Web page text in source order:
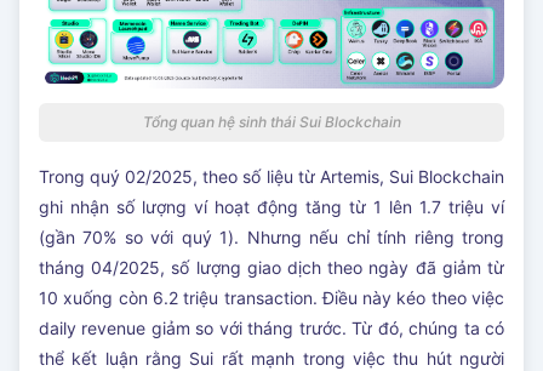
Tổng quan hệ sinh thái Sui Blockchain
Trong quý 02/2025, theo số liệu từ Artemis, Sui Blockchain
ghi nhận số lượng ví hoạt động tăng từ 1 lên 1.7 triệu ví
(gần 70% so với quý 1). Nhưng nếu chỉ tính riêng trong
tháng 04/2025, số lượng giao dịch theo ngày đã giảm từ
10 xuống còn 6.2 triệu transaction. Điều này kéo theo việc
daily revenue giảm so với tháng trước. Từ đó, chúng ta có
thể kết luận rằng Sui rất mạnh trong việc thu hút người